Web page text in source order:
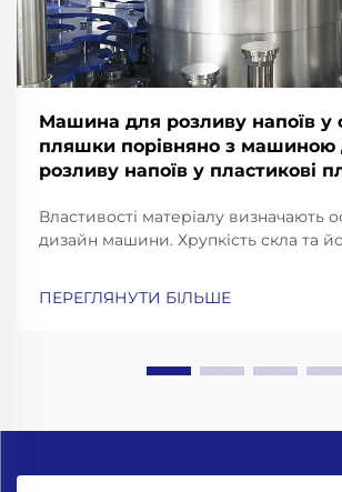
Машина для розливу напоїв у
пляшки порівняно з машиною
розливу напоїв у пластикові
Властивості матеріалу визначають
дизайн машини. Хрупкість скла та
амортизацією ударів та прецизійні
ПЕРЕГЛЯНУТИ БІЛЬШЕ